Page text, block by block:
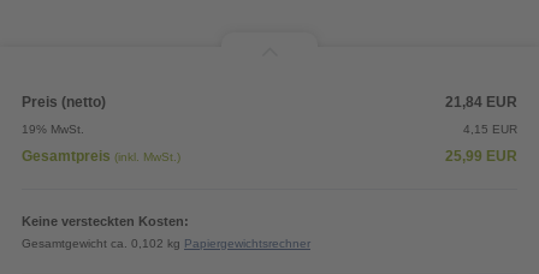
Preis (netto) 21,84 EUR
19% MwSt. 4,15 EUR
Gesamtpreis (inkl. MwSt.) 25,99 EUR
Keine versteckten Kosten:
Gesamtgewicht ca. 0,102 kg Papiergewichtsrechner